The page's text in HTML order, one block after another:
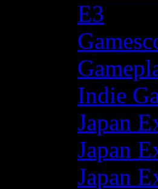
E3
Indie
Japan
Japan
Japan